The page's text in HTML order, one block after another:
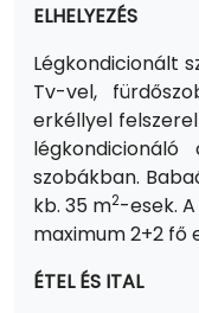
ELHELYEZÉS
Légkondicionált
Tv-vel,
erkéllyel
szobákban.
kb. 35 m2-esek.
maximum 2+2 fő
ÉTEL ÉS ITAL